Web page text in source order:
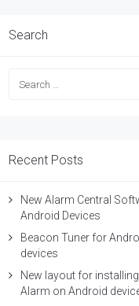
Search
Recent Posts
New Alarm Central
Android Devices
Beacon Tuner for
devices
New layout for installing
Alarm on Android